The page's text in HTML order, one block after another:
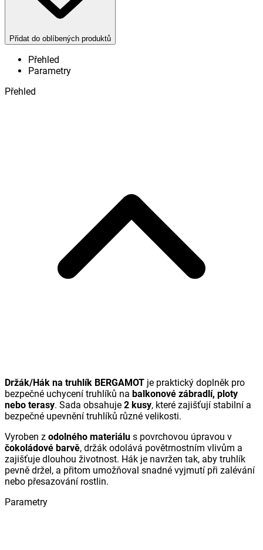
Přidat do oblíbených produktů
Přehled
Parametry
Přehled
Držák/Hák na truhlík BERGAMOT je praktický doplněk pro
bezpečné uchycení truhlíků na balkonové zábradlí, ploty
nebo terasy. Sada obsahuje 2 kusy, které zajišťují stabilní a
bezpečné upevnění truhlíků různé velikosti.
Vyroben z odolného materiálu s povrchovou úpravou v
čokoládové barvě, držák odolává povětrnostním vlivům a
zajišťuje dlouhou životnost. Hák je navržen tak, aby truhlík
pevně držel, a přitom umožňoval snadné vyjmutí při zalévání
nebo přesazování rostlin.
Parametry